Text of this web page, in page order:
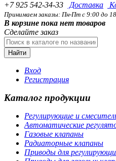
+7 925 542-34-33 Доставка
Принимаем заказы: Пн-Пт с 9:00 до
В корзине пока нет товаров
Сделайте заказ
Найти
Вход
Регистрация
Каталог продукции
Регулирующие и
Автоматические
Газовые клапаны
Радиаторные клапаны
Приводы для